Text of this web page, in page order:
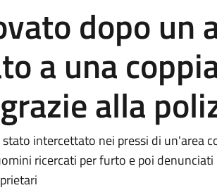
dopo un
a una
alla
stato intercettato nei pressi di un'area
ricercati per furto e poi